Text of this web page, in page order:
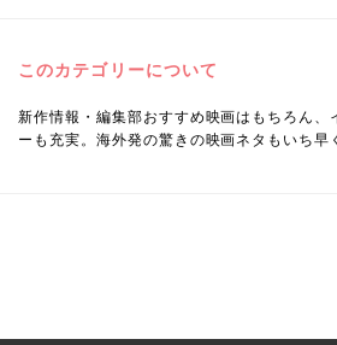
このカテゴリーについて
新作情報・編集部おすすめ映画はもちろん、
ーも充実。海外発の驚きの映画ネタもいち早